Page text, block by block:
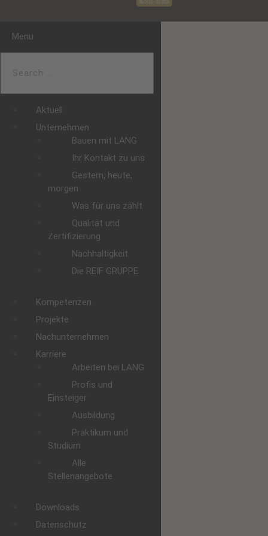
Menu
Aktuell
Unternehmen
Bauen mit LANG
Ihr Kontakt zu uns
Gestern, heute,
morgen
Was für uns zählt
Qualität und
Zertifizierung
Nachhaltigkeit
Die REIF GRUPPE
Kompetenzen
Projekte
Nachunternehmen
Karriere
Arbeiten bei LANG
Profis und
Einsteiger
Ausbildung
Praktikum und
Studium
Alle
Stellenangebote
Downloads
Datenschutz